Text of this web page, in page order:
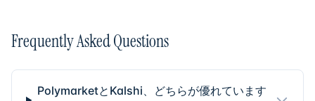
Frequently Asked Questions
PolymarketとKalshi、どちらが優れています